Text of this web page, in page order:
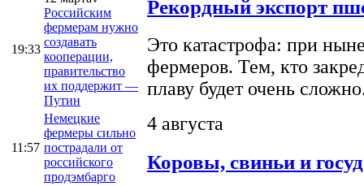
19:33
Российским
фермерам нужно
создавать
кооперации,
правительство
их поддержит —
Путин
11:57
Немецкие
фермеры сильно
пострадали от
российского
продэмбарго
Рекордный экспорт
Это катастрофа: при
фермеров. Тем, кто
плаву будет очень
4 августа
Коровы, свиньи и